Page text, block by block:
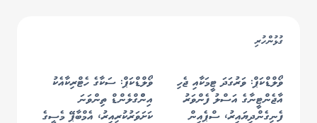
ގުޅުންހުރި
ވޯލްޑްކަޕް: ވަރުގަދަ ޓީމަކާއި ޖެހި
އާޖެންޓީނާގެ އަސްލު ފެންވަރު
ފެނިގެންދިޔައިރު، ސްޕެއިން
ވޯލްޑްކަޕް: ސަކާގެ ހެޓްރިކާއެކު
އިންްގްލެންޑް ތިންވަނަ
ކަށަވަރުކުރިއިރު، އެމްބާޕޭ މެސީގެ